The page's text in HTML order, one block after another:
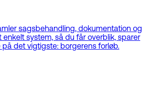
sagsbehandling, dokumentation og
system, så du får overblik, sparer
det vigtigste: borgerens forløb.